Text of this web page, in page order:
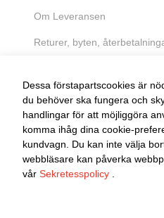
Om Leveransen
Returer, byten,
Dessa förstapartscookies är
du behöver ska fungera och
handlingar för att möjliggöra
komma ihåg dina cookie-
kundvagn. Du kan inte välja
webbläsare kan påverka
vår Sekretesspolicy